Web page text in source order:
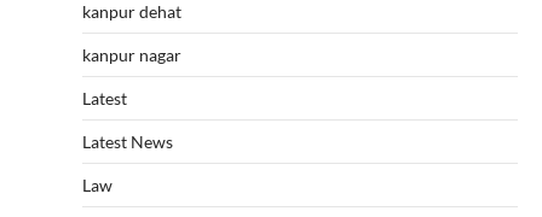
kanpur dehat
kanpur nagar
Latest
Latest News
Law